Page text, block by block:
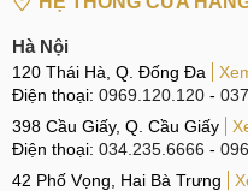
hiệu năng của A17 cũng
bản của người dùng.
Đánh giá Samsung
Sau đây là phần đánh giá
5G, mời bạn cùng tham
Hà Nội
120 Thái Hà, Q. Đống Đa
Điện thoại: 0969.120.120 -
398 Cầu Giấy, Q. Cầu Giấy
Điện thoại: 034.235.6666 -
42 Phố Vọng, Hai Bà Trưng